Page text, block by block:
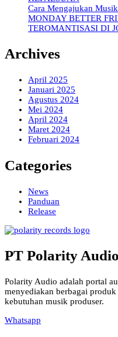
Cara Mengajukan
MONDAY BETTER
TEROMANTISASI DI
Archives
April 2025
Januari 2025
Agustus 2024
Mei 2024
April 2024
Maret 2024
Februari 2024
Categories
News
Panduan
Release
PT Polarity
Polarity Audio adalah portal
menyediakan berbagai
kebutuhan musik produser.
Whatsapp